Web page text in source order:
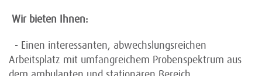
Wir bieten Ihnen:
- Einen interessanten, abwechslungsreichen
Arbeitsplatz mit umfangreichem Probenspektrum aus